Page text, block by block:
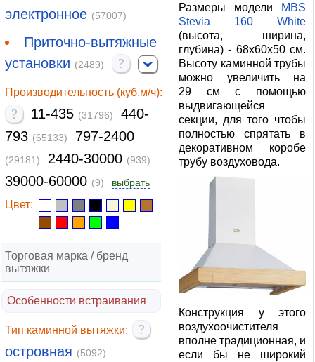
электронное (57007)
Приточно-вытяжные
установки (2489) ?
Производительность (куб.м/ч):
? 11-435 (31796)
440-
793 (65133) 797-2400
(29181) 2440-30000 (939)
39000-60000 (9) выбрать
Цвет:
Торговая марка / бренд
вытяжки
Особенности встраивания
Тип каминной вытяжки:
?
островная (5092)
Размеры модели
MBS
Stevia 160 White
(высота, ширина,
глубина) - 68x60x50 см.
Высоту каминной трубы
можно увеличить на
29 см с помощью
выдвигающейся
секции, для того чтобы
полностью спрятать в
декоративном коробе
трубу воздуховода.
Конструкция у этого
воздухоочистителя
вполне традиционная, и
если бы не широкий